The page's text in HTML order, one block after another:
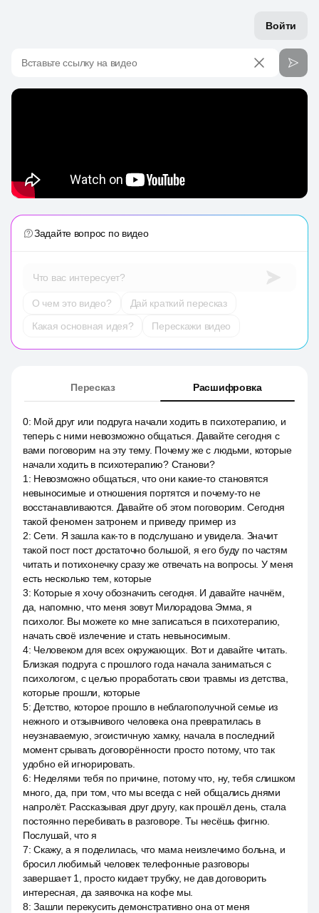
Войти
Вставьте ссылку на видео
Задайте вопрос по видео
Что вас интересует?
О чем это видео?
Дай краткий пересказ
Какая основная идея?
Перескажи видео
Пересказ Расшифровка
0: Мой друг или подруга начали ходить в психотерапию, и
теперь с ними невозможно общаться. Давайте сегодня с
вами поговорим на эту тему. Почему же с людьми, которые
начали ходить в психотерапию? Станови?
1 : Невозможно общаться, что они какие-то становятся
невыносимые и отношения портятся и почему-то не
восстанавливаются. Давайте об этом поговорим. Сегодня
такой феномен затронем и приведу пример из
2:Сети. Я зашла как-то в подслушано и увидела. Значит
такой пост пост достаточно большой, я его буду по частям
читать и потихонечку сразу же отвечать на вопросы. У меня
есть несколько тем, которые
3: Которые я хочу обозначить сегодня. И давайте начнём,
да, напомню, что меня зовут Милорадова Эмма, я
психолог. Вы можете ко мне записаться в психотерапию,
начать своё излечение и стать невыносимым.
4: Человеком для всех окружающих. Вот и давайте читать.
Близкая подруга с прошлого года начала заниматься с
психологом, с целью проработать свои травмы из детства,
которые прошли, которые
5: Детство, которое прошло в неблагополучной семье из
нежного и отзывчивого человека она превратилась в
неузнаваемую, эгоистичную хамку, начала в последний
момент срывать договорённости просто потому, что так
удобно ей игнорировать.
6: Неделями тебя по причине, потому что, ну, тебя слишком
много, да, при том, что мы всегда с ней общались днями
напролёт. Рассказывая друг другу, как прошёл день, стала
постоянно перебивать в разговоре. Ты несёшь фигню.
Послушай, что я
7:Скажу, а я поделилась, что мама неизлечимо больна, и
бросил любимый человек телефонные разговоры
завершает 1, просто кидает трубку, не дав договорить
интересная, да заявочка на кофе мы.
8:Зашли перекусить демонстративно она от меня